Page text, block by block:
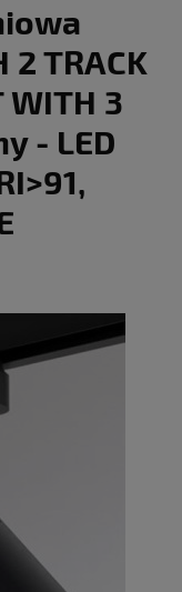
TRACK
WITH 3
- LED